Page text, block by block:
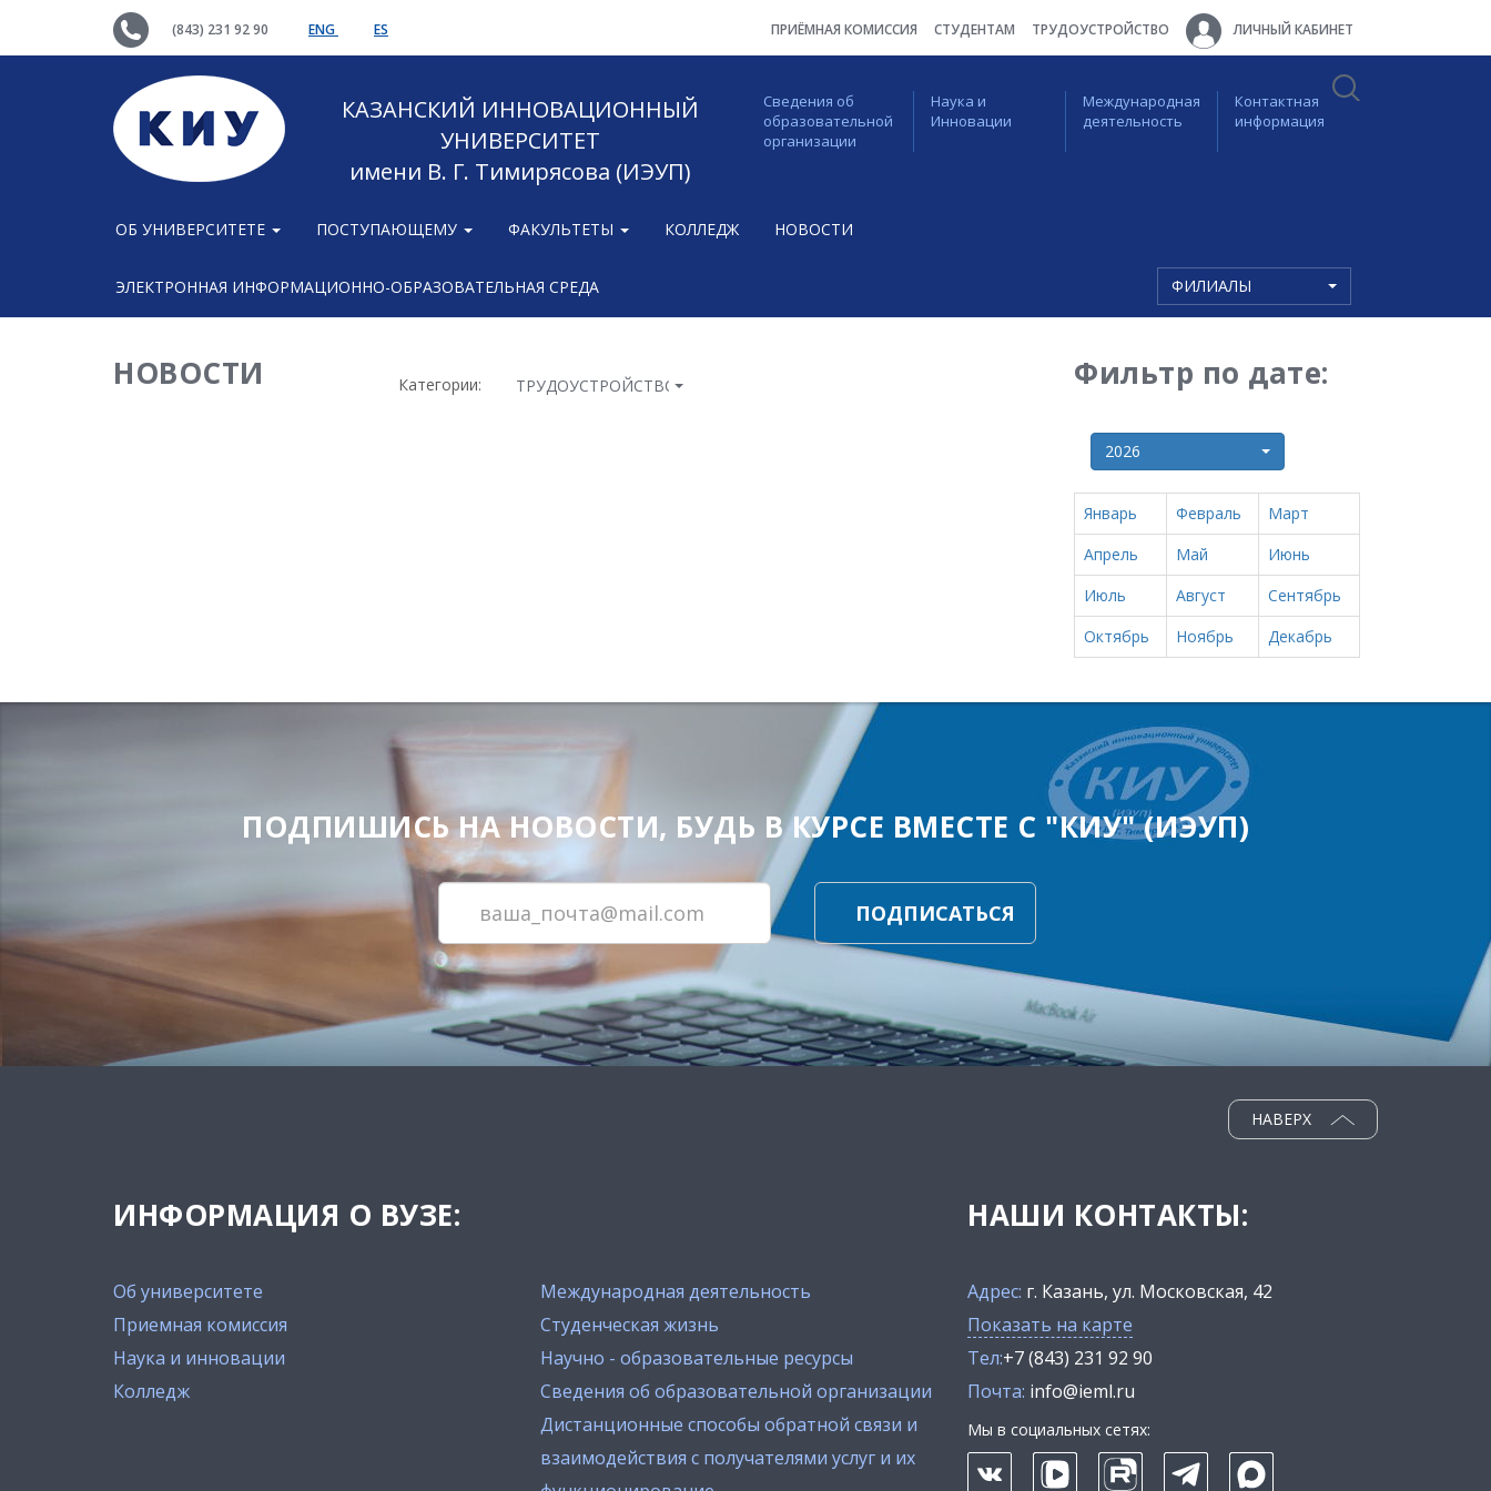
(843) 231 92 90 ENG ES ПРИЁМНАЯ КОМИССИЯ СТУДЕНТАМ ТРУДОУСТРОЙСТВО ЛИЧНЫЙ КАБИНЕТ
КАЗАНСКИЙ ИННОВАЦИОННЫЙ
УНИВЕРСИТЕТ
имени В. Г. Тимирясова (ИЭУП)
Сведения об
образовательной
организации
Наука и
Инновации
Международная
деятельность
Контактная
информация
ОБ УНИВЕРСИТЕТЕ ПОСТУПАЮЩЕМУ ФАКУЛЬТЕТЫ КОЛЛЕДЖ НОВОСТИ
ЭЛЕКТРОННАЯ ИНФОРМАЦИОННО-ОБРАЗОВАТЕЛЬНАЯ СРЕДА ФИЛИАЛЫ
НОВОСТИ Категории: ТРУДОУСТРОЙСТВО Фильтр по дате:
2026
Январь Февраль
Март
Апрель
Май
Июнь
Июль
Август
Сентябрь
Октябрь
Ноябрь Декабрь
ПОДПИШИСЬ НА НОВОСТИ, БУДЬ В КУРСЕ ВМЕСТЕ С "КИУ" (ИЭУП)
ПОДПИСАТЬСЯ
ИНФОРМАЦИЯ О ВУЗЕ:
Об университете
Приемная комиссия
Наука и инновации
Колледж
Международная деятельность
Студенческая жизнь
Научно - образовательные ресурсы
Сведения об образовательной организации
Дистанционные способы обратной связи и
взаимодействия с получателями услуг и их
НАВЕРХ
НАШИ КОНТАКТЫ:
Адрес: г. Казань, ул. Московская, 42
Показать на карте
Тел:+7 (843) 231 92 90
Почта: info@ieml.ru
Мы в социальных сетях: